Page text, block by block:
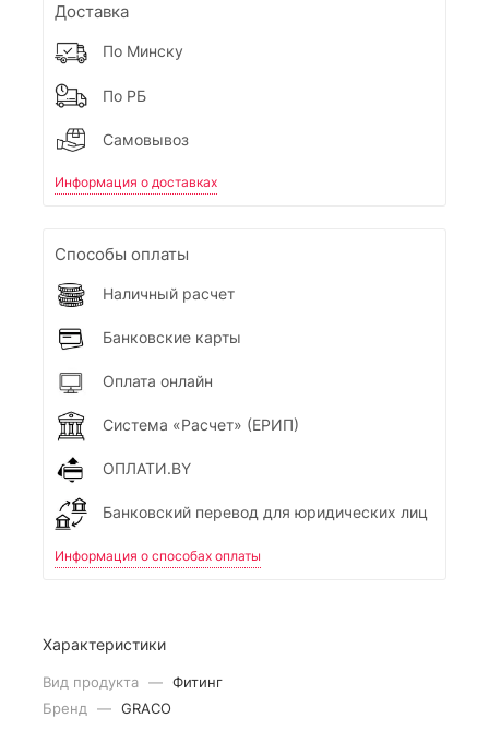
Доставка
По Минску
По РБ
Самовывоз
Информация о доставках
Способы оплаты
Наличный расчет
Банковские карты
Оплата онлайн
Система «Расчет» (ЕРИП)
ОПЛАТИ.BY
Банковский перевод для юридических лиц
Информация о способах оплаты
Характеристики
Вид продукта — Фитинг
Бренд — GRACO